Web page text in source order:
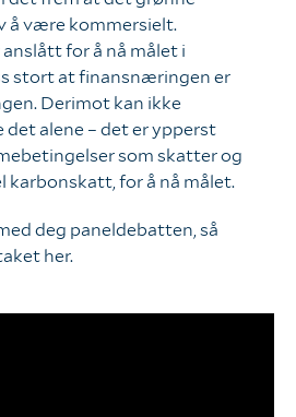
å være kommersielt.
for å nå målet i
stort at finansnæringen er
Derimot kan ikke
alene – det er ypperst
som skatter og
karbonskatt, for å nå målet.
deg paneldebatten, så
her.